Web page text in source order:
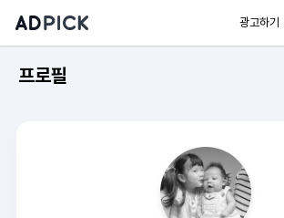
광고하기 |
프로필